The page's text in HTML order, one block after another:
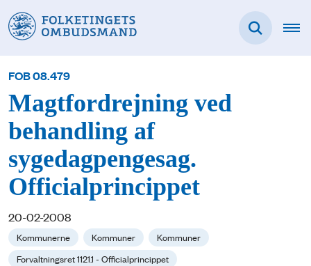
FOB 08.479
Magtfordrejning ved
behandling af
sygedagpengesag.
Officialprincippet
20-02-2008
Kommunerne Kommuner
Kommuner
Forvaltningsret 1121.1 - Officialprincippet